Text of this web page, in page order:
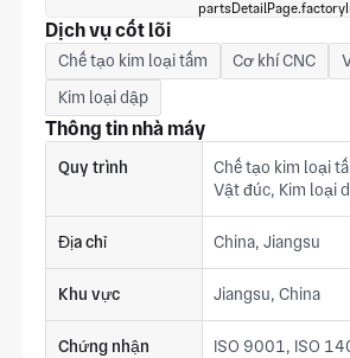
Dịch vụ cốt lõi
Chế tạo kim loại tấm Cơ khí CNC
Kim loại dập
Thông tin nhà máy
Quy trình
Chế tạo kim loại
Vật đúc, Kim loại
Địa chỉ China, Jiangsu
Khu vực Jiangsu, China
Chứng nhận
ISO 9001, ISO